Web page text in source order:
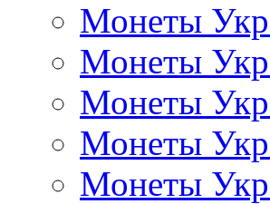
Монеты
Монеты
Монеты
Монеты
Монеты